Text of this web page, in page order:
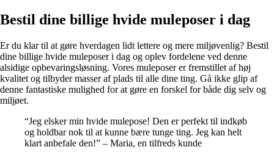
Bestil dine billige hvide muleposer i dag
Er du klar til at gøre hverdagen lidt lettere og mere miljøvenlig? Bestil
dine billige hvide muleposer i dag og oplev fordelene ved denne
alsidige opbevaringsløsning. Vores muleposer er fremstillet af høj
kvalitet og tilbyder masser af plads til alle dine ting. Gå ikke glip af
denne fantastiske mulighed for at gøre en forskel for både dig selv og
miljøet.
“Jeg elsker min hvide mulepose! Den er perfekt til indkøb
og holdbar nok til at kunne bære tunge ting. Jeg kan helt
klart anbefale den!” – Maria, en tilfreds kunde